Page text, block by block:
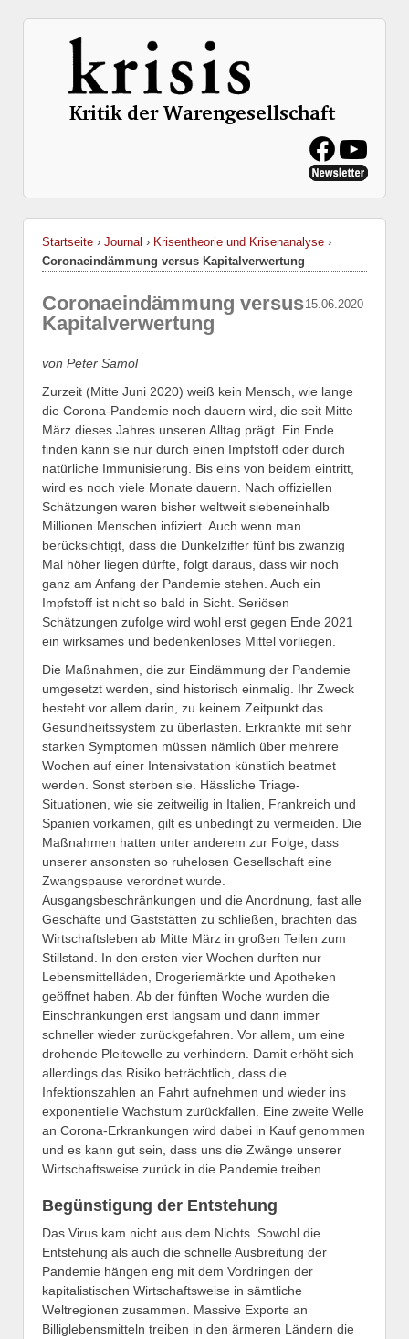
Startseite › Journal › Krisentheorie und Krisenanalyse ›
Coronaeindämmung versus Kapitalverwertung
15.06.2020
Coronaeindämmung versus
Kapitalverwertung
von Peter Samol
Zurzeit (Mitte Juni 2020) weiß kein Mensch, wie lange
die Corona-Pandemie noch dauern wird, die seit Mitte
März dieses Jahres unseren Alltag prägt. Ein Ende
finden kann sie nur durch einen Impfstoff oder durch
natürliche Immunisierung. Bis eins von beidem eintritt,
wird es noch viele Monate dauern. Nach offiziellen
Schätzungen waren bisher weltweit siebeneinhalb
Millionen Menschen infiziert. Auch wenn man
berücksichtigt, dass die Dunkelziffer fünf bis zwanzig
Mal höher liegen dürfte, folgt daraus, dass wir noch
ganz am Anfang der Pandemie stehen. Auch ein
Impfstoff ist nicht so bald in Sicht. Seriösen
Schätzungen zufolge wird wohl erst gegen Ende 2021
ein wirksames und bedenkenloses Mittel vorliegen.
Die Maßnahmen, die zur Eindämmung der Pandemie
umgesetzt werden, sind historisch einmalig. Ihr Zweck
besteht vor allem darin, zu keinem Zeitpunkt das
Gesundheitssystem zu überlasten. Erkrankte mit sehr
starken Symptomen müssen nämlich über mehrere
Wochen auf einer Intensivstation künstlich beatmet
werden. Sonst sterben sie. Hässliche Triage-
Situationen, wie sie zeitweilig in Italien, Frankreich und
Spanien vorkamen, gilt es unbedingt zu vermeiden. Die
Maßnahmen hatten unter anderem zur Folge, dass
unserer ansonsten so ruhelosen Gesellschaft eine
Zwangspause verordnet wurde.
Ausgangsbeschränkungen und die Anordnung, fast alle
Geschäfte und Gaststätten zu schließen, brachten das
Wirtschaftsleben ab Mitte März in großen Teilen zum
Stillstand. In den ersten vier Wochen durften nur
Lebensmittelläden, Drogeriemärkte und Apotheken
geöffnet haben. Ab der fünften Woche wurden die
Einschränkungen erst langsam und dann immer
schneller wieder zurückgefahren. Vor allem, um eine
drohende Pleitewelle zu verhindern. Damit erhöht sich
allerdings das Risiko beträchtlich, dass die
Infektionszahlen an Fahrt aufnehmen und wieder ins
exponentielle Wachstum zurückfallen. Eine zweite Welle
an Corona-Erkrankungen wird dabei in Kauf genommen
und es kann gut sein, dass uns die Zwänge unserer
Wirtschaftsweise zurück in die Pandemie treiben.
Begünstigung der Entstehung
Das Virus kam nicht aus dem Nichts. Sowohl die
Entstehung als auch die schnelle Ausbreitung der
Pandemie hängen eng mit dem Vordringen der
kapitalistischen Wirtschaftsweise in sämtliche
Weltregionen zusammen. Massive Exporte an
Billiglebensmitteln treiben in den ärmeren Ländern die